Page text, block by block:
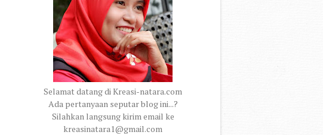
Selamat datang di Kreasi-natara.com
Ada pertanyaan seputar blog ini...?
Silahkan langsung kirim email ke
kreasinatara1@gmail.com